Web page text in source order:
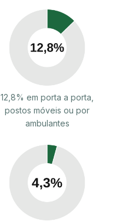
12,8% em porta a porta,
postos móveis ou por
ambulantes